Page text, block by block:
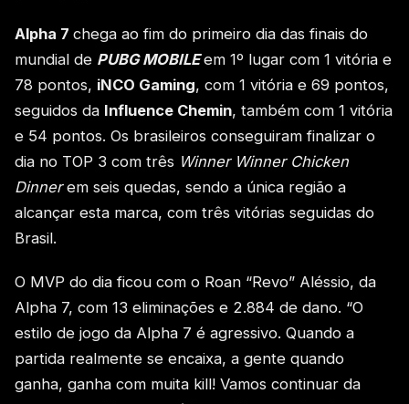
Alpha 7 chega ao fim do primeiro dia das finais do
mundial de PUBG MOBILEem 1º lugar com 1 vitória e
78 pontos, iNCO Gaming, com 1 vitória e 69 pontos,
seguidos da Influence Chemin, também com 1 vitória
e 54 pontos. Os brasileiros conseguiram finalizar o
dia no TOP 3 com três Winner Winner Chicken
Dinnerem seis quedas, sendo a única região a
alcançar esta marca, com três vitórias seguidas do
Brasil.
O MVP do dia ficou com o Roan “Revo” Aléssio, da
Alpha 7, com 13 eliminações e 2.884 de dano. “O
estilo de jogo da Alpha 7 é agressivo. Quando a
partida realmente se encaixa, a gente quando
ganha, ganha com muita kill! Vamos continuar da